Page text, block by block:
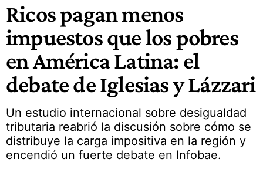
Ricos pagan menos
impuestos que los pobres
en América Latina: el
debate de Iglesias y Lázzari
Un estudio internacional sobre desigualdad
tributaria reabrió la discusión sobre cómo se
distribuye la carga impositiva en la región y
encendió un fuerte debate en Infobae.